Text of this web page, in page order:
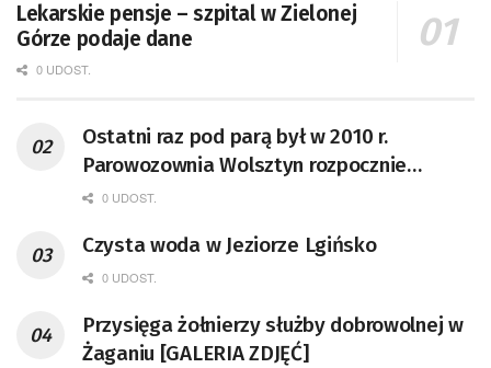
Lekarskie pensje – szpital w Zielonej
Górze podaje dane
0 UDOST.
Ostatni raz pod parą był w 2010 r.
Parowozownia Wolsztyn rozpocznie
remont unikatowego Tr5-65
0 UDOST.
Czysta woda w Jeziorze Lgińsko
0 UDOST.
Przysięga żołnierzy służby dobrowolnej w
Żaganiu [GALERIA ZDJĘĆ]